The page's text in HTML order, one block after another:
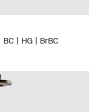
BC HG BrBC